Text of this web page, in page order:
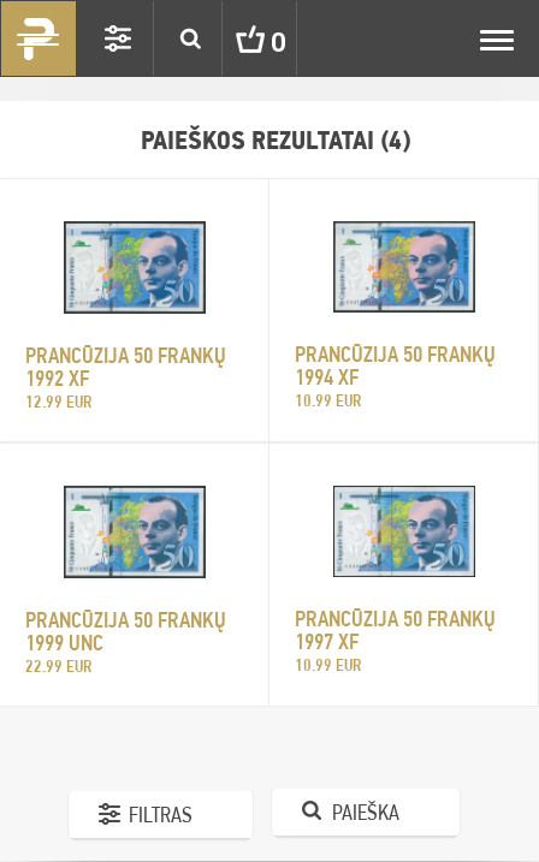
0
PAIEŠKOS REZULTATAI (4)
PRANCŪZIJA 50 FRANKŲ
1992 XF
12.99 EUR
PRANCŪZIJA 50 FRANKŲ
1994 XF
10.99 EUR
PRANCŪZIJA 50 FRANKŲ
1999 UNC
22.99 EUR
PRANCŪZIJA 50 FRANKŲ
1997 XF
10.99 EUR
FILTRAS PAIEŠKA